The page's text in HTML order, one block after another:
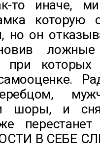
то иначе,
которую
но он
при которых
шоры, и
перестанет
В СЕБЕ